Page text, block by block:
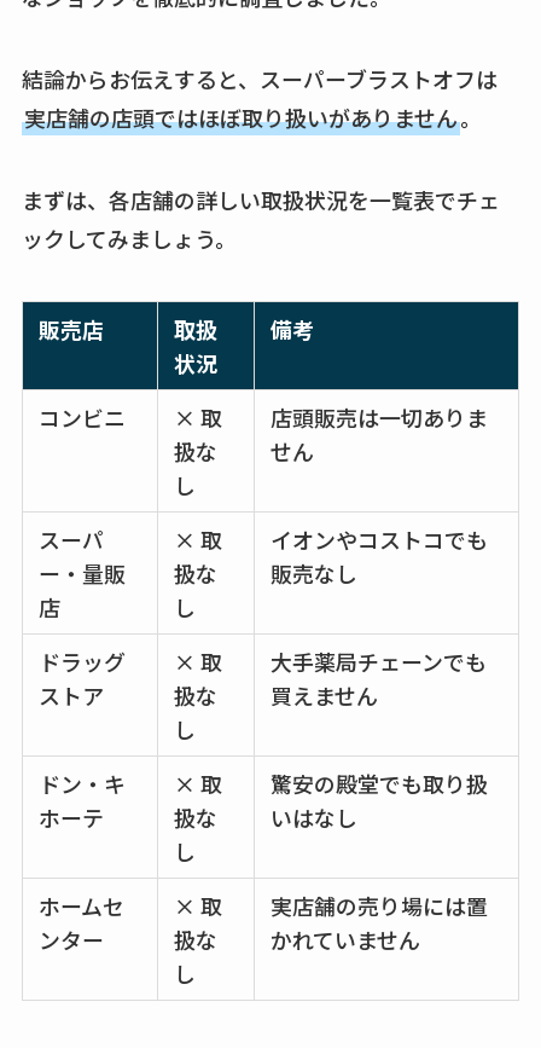
スはコンビニで売っ
てる？薬局やイオン
は？おすすめや効果
結論からお伝えすると、スーパーブラストオフは
実店舗の店頭ではほぼ取り扱いがありません。
まずは、各店舗の詳しい取扱状況を一覧表でチェ
ックしてみましょう。
販売店
取扱
状況
備考
コンビニ
× 取
扱な
し
店頭販売は一切ありま
せん
スーパ
ー・量販
店
× 取
扱な
し
イオンやコストコでも
販売なし
ドラッグ
ストア
× 取
扱な
し
大手薬局チェーンでも
買えません
ドン・キ
ホーテ
× 取
扱な
し
驚安の殿堂でも取り扱
いはなし
ホームセ
ンター
× 取
扱な
し
実店舗の売り場には置
かれていません